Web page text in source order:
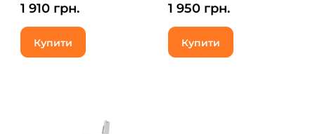
(EP3G1300-OG-i)
1 910 грн.
Купити
шт (50х70)
(6975755966335)
1 950 грн.
Купити